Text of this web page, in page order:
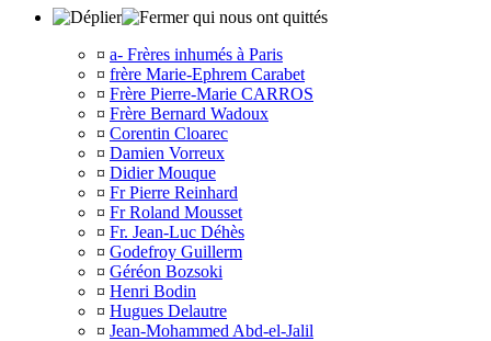
qui nous ont quittés
¤ a- Frères inhumés à Paris
¤ frère Marie-Ephrem Carabet
¤ Frère Pierre-Marie CARROS
¤ Frère Bernard Wadoux
¤ Corentin Cloarec
¤ Damien Vorreux
¤ Didier Mouque
¤ Fr Pierre Reinhard
¤ Fr Roland Mousset
¤ Fr. Jean-Luc Déhès
¤ Godefroy Guillerm
¤ Géréon Bozsoki
¤ Henri Bodin
¤ Hugues Delautre
¤ Jean-Mohammed Abd-el-Jalil